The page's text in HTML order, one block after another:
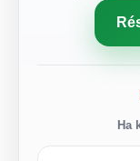
Ha